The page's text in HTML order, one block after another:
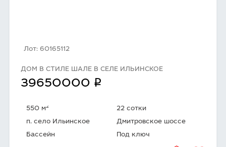
Лот: 60165112
ДОМ В СТИЛЕ ШАЛЕ В СЕЛЕ ИЛЬИНСКОЕ
39650000 q
550 м2
22 сотки
п. село Ильинское
Дмитровское шоссе
Бассейн
Под ключ